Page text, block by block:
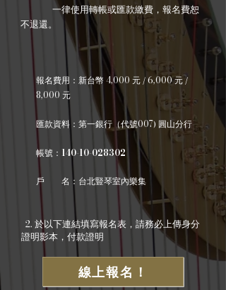
一律使用轉帳或匯款繳費，報名費恕
不退還。
報名費用：新台幣 4,000 元 / 6,000元 /
8,000 元
匯款資料： 第一銀行（代號007) 圓山分行
帳號： 140-10-028302
戶 名：台北豎琴室內樂集
2. 於以下連結填寫報名表，請務必上傳身分
證明影本，付款證明
線上報名！